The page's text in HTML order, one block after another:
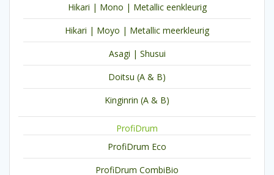
Hikari | Mono | Metallic eenkleurig
Hikari | Moyo | Metallic meerkleurig
Asagi | Shusui
Doitsu (A & B)
Kinginrin (A & B)
ProfiDrum
ProfiDrum Eco
ProfiDrum CombiBio